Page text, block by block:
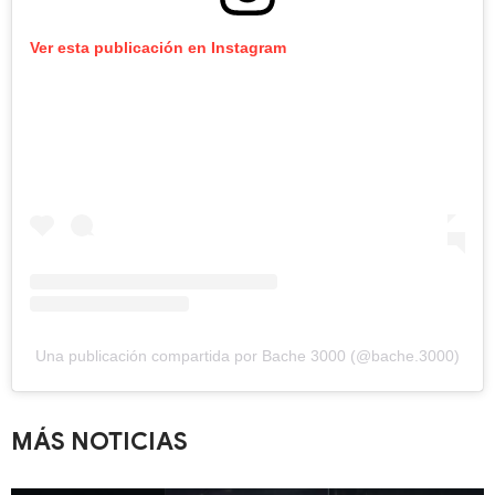
Ver esta publicación en Instagram
Una publicación compartida por Bache 3000 (@bache.3000)
MÁS NOTICIAS